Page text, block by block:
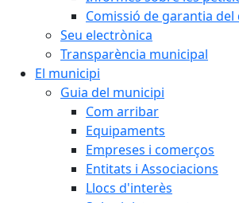
Comissió de garantia
Seu electrònica
Transparència municipal
El municipi
Guia del municipi
Com arribar
Equipaments
Empreses i comerços
Entitats i Associacions
Llocs d'interès